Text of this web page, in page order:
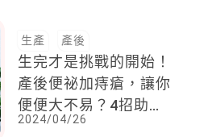
生產 產後
生完才是挑戰的開始！
產後便祕加痔瘡，讓你
便便大不易？4招助你
遠離「結屎面」
2024/04/26